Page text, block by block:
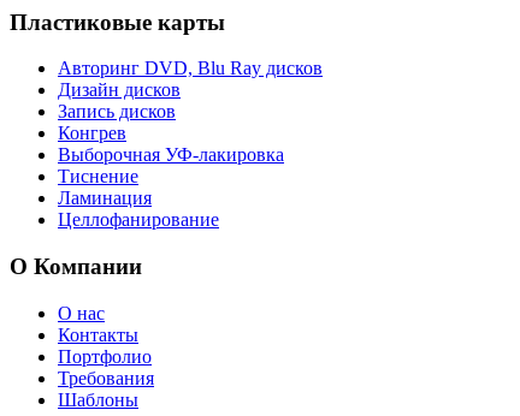
Пластиковые карты
Авторинг DVD, Blu Ray дисков
Дизайн дисков
Запись дисков
Конгрев
Выборочная УФ-лакировка
Тиснение
Ламинация
Целлофанирование
О Компании
О нас
Контакты
Портфолио
Требования
Шаблоны